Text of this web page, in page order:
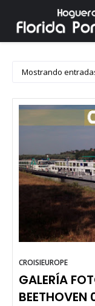
Mostrando
CROISIEUROPE
GALERÍA
BEETHOVEN